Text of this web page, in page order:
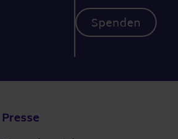
Spenden
Presse